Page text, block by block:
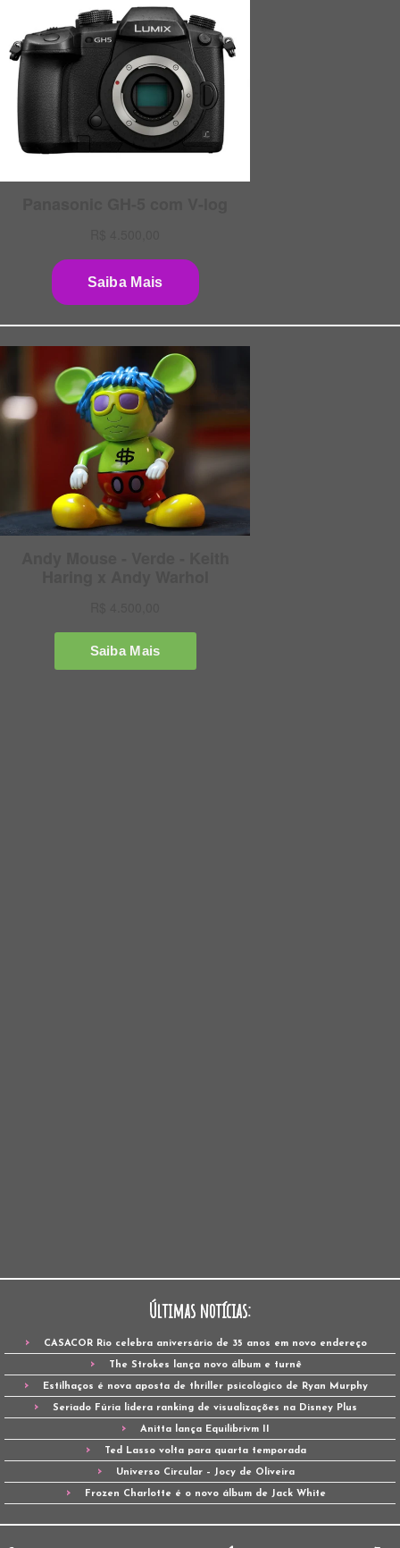
Últimas notícias:
CASACOR Rio celebra aniversário de 35 anos em novo endereço
The Strokes lança novo álbum e turnê
Estilhaços é nova aposta de thriller psicológico de Ryan Murphy
Seriado Fúria lidera ranking de visualizações na Disney Plus
Anitta lança Equilibrivm II
Ted Lasso volta para quarta temporada
Universo Circular – Jocy de Oliveira
Frozen Charlotte é o novo álbum de Jack White